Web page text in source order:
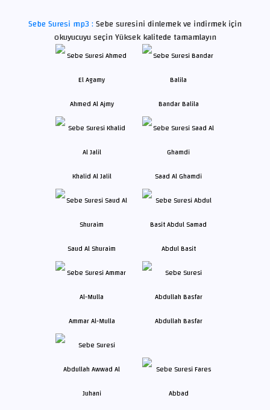
Sebe Suresi mp3 :Sebe suresini dinlemek ve indirmek için
okuyucuyu seçin Yüksek kalitede tamamlayın
Ahmed Al Ajmy Bandar Balila
Khalid Al Jalil Saad Al Ghamdi
Saud Al Shuraim Abdul Basit
Ammar Al-Mulla Abdullah Basfar